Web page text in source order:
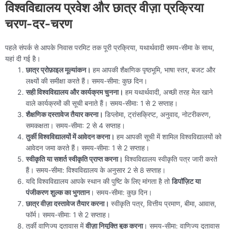
विश्वविद्यालय प्रवेश और छात्र वीज़ा प्रक्रिया
चरण-दर-चरण
पहले संपर्क से आपके निवास परमिट तक पूरी प्रक्रिया, यथार्थवादी समय-सीमा के साथ,
यहां दी गई है।
छात्र प्रोफ़ाइल मूल्यांकन। हम आपकी शैक्षणिक पृष्ठभूमि, भाषा स्तर, बजट और
लक्ष्यों की समीक्षा करते हैं। समय-सीमा: कुछ दिन।
सही विश्वविद्यालय और कार्यक्रम चुनना। हम यथार्थवादी, अच्छी तरह मेल खाने
वाले कार्यक्रमों की सूची बनाते हैं। समय-सीमा: 1 से 2 सप्ताह।
शैक्षणिक दस्तावेज तैयार करना। डिप्लोमा, ट्रांसक्रिप्ट, अनुवाद, नोटरीकरण,
समकक्षता। समय-सीमा: 2 से 4 सप्ताह।
तुर्की विश्वविद्यालयों में आवेदन करना। हम आपकी सूची में शामिल विश्वविद्यालयों को
आवेदन जमा करते हैं। समय-सीमा: 1 से 2 सप्ताह।
स्वीकृति या सशर्त स्वीकृति प्राप्त करना। विश्वविद्यालय स्वीकृति पत्र जारी करते
हैं। समय-सीमा: विश्वविद्यालय के अनुसार 2 से 8 सप्ताह।
यदि विश्वविद्यालय आपके स्थान की पुष्टि के लिए मांगता है तोडिपॉज़िट या
पंजीकरण शुल्क का भुगतान। समय-सीमा: कुछ दिन।
छात्र वीज़ा दस्तावेज तैयार करना। स्वीकृति पत्र, वित्तीय प्रमाण, बीमा, आवास,
फॉर्म। समय-सीमा: 1 से 2 सप्ताह।
तुर्की वाणिज्य दूतावास मेंवीज़ा नियुक्ति बुक करना। समय-सीमा: वाणिज्य दूतावास